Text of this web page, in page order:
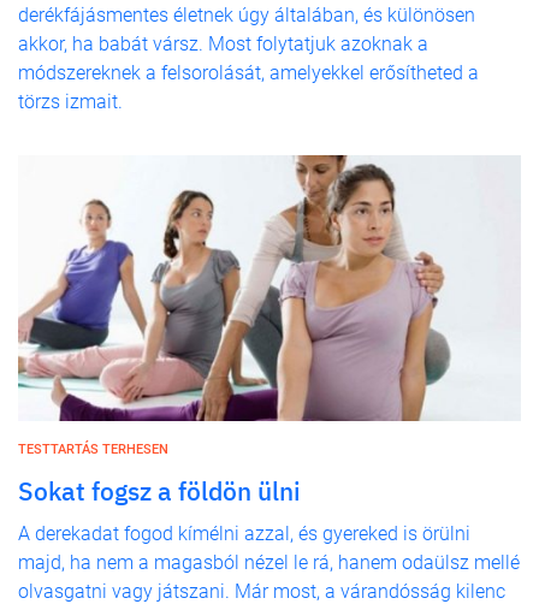
derékfájásmentes életnek úgy általában, és különösen
akkor, ha babát vársz. Most folytatjuk azoknak a
módszereknek a felsorolását, amelyekkel erősítheted a
törzs izmait.
TESTTARTÁS TERHESEN
Sokat fogsz a földön ülni
A derekadat fogod kímélni azzal, és gyereked is örülni
majd, ha nem a magasból nézel le rá, hanem odaülsz mellé
olvasgatni vagy játszani. Már most, a várandósság kilenc